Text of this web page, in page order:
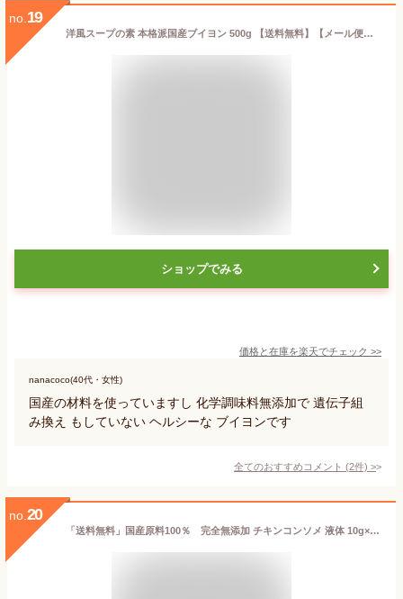
no. 19
洋風スープの素 本格派国産ブイヨン 500g 【送料無料】【メール便で郵便ポストにお届け】【代引不可】【時間指定不可】 化学調味料無添加 動物性素材不使用 遺伝子組換え材料不使用 [05] NICHIGA(ニチガ)
ショップでみる
価格と在庫を楽天でチェック >>
nanacoco(40代・女性)
国産の材料を使っていますし 化学調味料無添加で 遺伝子組
み換え もしていない ヘルシーな ブイヨンです
全てのおすすめコメント (2件) >
no. 20
「送料無料」国産原料100％ 完全無添加 チキンコンソメ 液体 10g×24袋 有機野菜使用